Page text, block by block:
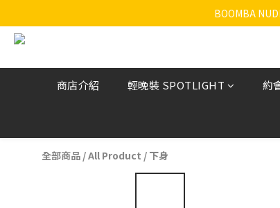
BOOMBA
商店介紹 輕晚裝 SPOTLIGHT 約
全部商品 /All Product / 下身